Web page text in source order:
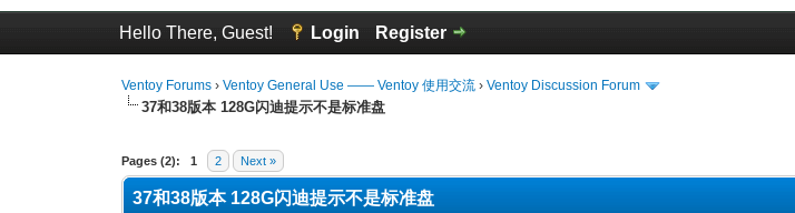
Hello There, Guest! Login Register
Ventoy Forums ›Ventoy General Use —— Ventoy 使用交流 ›Ventoy Discussion Forum
37和38版本 128G闪迪提示不是标准盘
Pages (2): 1 2 Next »
0 Vote(s) - 0 Average
1
2
3
4
5
37和38版本 128G闪迪提示不是标准盘